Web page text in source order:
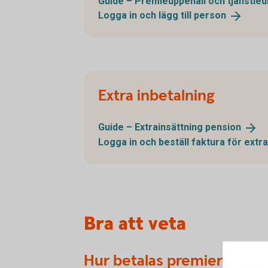
Logga in och lägg till person
Extra inbetalning
Guide – Extrainsättning pension
Logga in och beställ faktura för extra
Bra att veta
Hur betalas premierna?